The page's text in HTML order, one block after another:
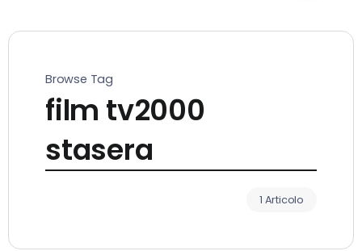
Browse Tag
film tv2000
stasera
1 Articolo